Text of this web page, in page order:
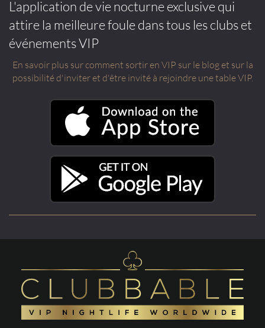
L'application de vie nocturne exclusive qui
attire la meilleure foule dans tous les clubs et
événements VIP
En savoir plus sur comment sortir en VIP sur le blog et sur la
possibilité d'inviter et d'être invité à rejoindre une table VIP.